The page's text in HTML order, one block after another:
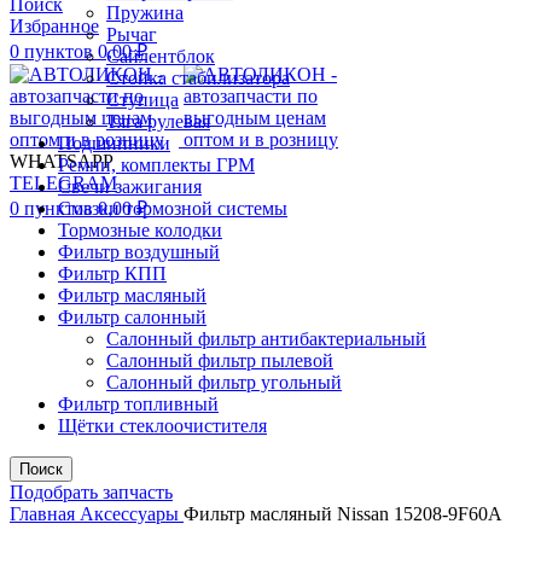
Поиск
Избранное
0 пунктов 0,00₽
WHATSAPP
TELEGRAM
0 пунктов 0,00₽
Пружина
Рычаг
Сайлентблок
Стойка стабилизатора
Ступица
Тяга рулевая
Подшипники
Ремни, комплекты ГРМ
Свечи зажигания
Смазки тормозной системы
Тормозные колодки
Фильтр воздушный
Фильтр КПП
Фильтр масляный
Фильтр салонный
Салонный фильтр антибактериальный
Салонный фильтр пылевой
Салонный фильтр угольный
Фильтр топливный
Щётки стеклоочистителя
Поиск
Подобрать запчасть
Главная Аксессуары Фильтр масляный Nissan 15208-9F60A